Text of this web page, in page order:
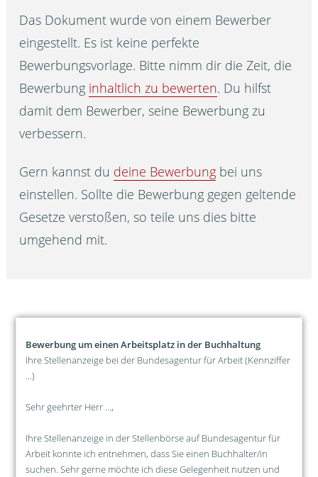
Das Dokument wurde von einem Bewerber
eingestellt. Es ist keine perfekte
Bewerbungsvorlage. Bitte nimm dir die Zeit, die
Bewerbung inhaltlich zu bewerten. Du hilfst
damit dem Bewerber, seine Bewerbung zu
verbessern.
Gern kannst du deine Bewerbung bei uns
einstellen. Sollte die Bewerbung gegen geltende
Gesetze verstoßen, so teile uns dies bitte
umgehend mit.
Bewerbung um einen Arbeitsplatz in der Buchhaltung
Ihre Stellenanzeige bei der Bundesagentur für Arbeit (Kennziffer
...)
Sehr geehrter Herr ...,
Ihre Stellenanzeige in der Stellenbörse auf Bundesagentur für
Arbeit konnte ich entnehmen, dass Sie einen Buchhalter/in
suchen. Sehr gerne möchte ich diese Gelegenheit nutzen und